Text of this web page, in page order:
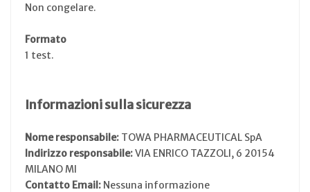
Non congelare.
Formato
1 test.
Informazioni sulla sicurezza
Nome responsabile: TOWA PHARMACEUTICAL SpA
Indirizzo responsabile:VIA ENRICO TAZZOLI, 6 20154
MILANO MI
Contatto Email: Nessuna informazione